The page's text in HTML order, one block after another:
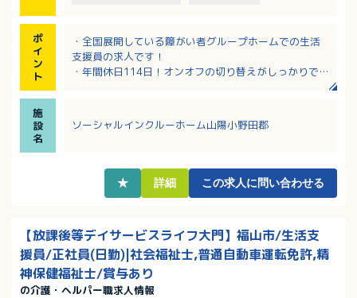
ポ
イ
ン
ト
・全国展開している障がい者グループホームでの生活
支援員の求人です！
・年間休日114日！オンオフの切り替えがしっかりでき
・幅広い年齢のスタッフが活躍中！定年70歳で長く安
施
設
名
ソーシャルインクルーホーム山陽小野田郡
★ 詳細 この求人に問い合わせる
【放課後等デイサービスライフ大門】福山市/生活支
援員/正社員(日勤)|社会福祉士,普通自動車運転免許,精
神保健福祉士/賞与あり
の介護・ヘルパー職求人情報